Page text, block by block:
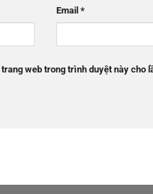
Email *
web trong trình duyệt này cho